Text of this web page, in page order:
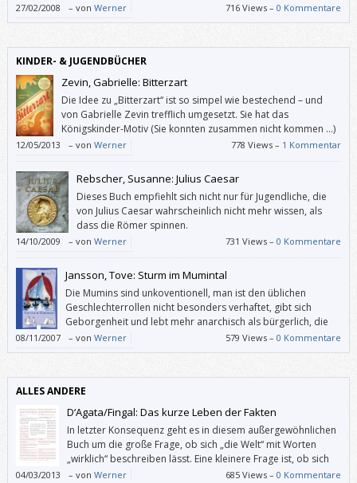
27/02/2008 – von Werner 716 Views –0 Kommentare
KINDER- & JUGENDBÜCHER
Zevin, Gabrielle: Bitterzart
Die Idee zu „Bitterzart“ ist so simpel wie bestechend – und
von Gabrielle Zevin trefflich umgesetzt. Sie hat das
Königskinder-Motiv (Sie konnten zusammen nicht kommen …)
in eine Zukunft transferiert, in der die Mafia mit Schokolade
dealt.
12/05/2013 – von Werner 778 Views – 1 Kommentar
Rebscher, Susanne: Julius Caesar
Dieses Buch empfiehlt sich nicht nur für Jugendliche, die
von Julius Caesar wahrscheinlich nicht mehr wissen, als
dass die Römer spinnen.
14/10/2009 – von Werner 731 Views –0 Kommentare
Jansson, Tove: Sturm im Mumintal
Die Mumins sind unkoventionell, man ist den üblichen
Geschlechterrollen nicht besonders verhaftet, gibt sich
Geborgenheit und lebt mehr anarchisch als bürgerlich, die
Erwachsenen sind auch kindlich und die Kinder zum Teil sehr
erwachsen, und es bereitet Jung wie Alt großes Vergnügen, in diese Welt
Schriftstellerin Tove Jansson ab 1945 geschaffen hat.
08/11/2007 – von Werner 579 Views –0 Kommentare
ALLES ANDERE
D‘Agata/Fingal: Das kurze Leben der Fakten
In letzter Konsequenz geht es in diesem außergewöhnlichen
Buch um die große Frage, ob sich „die Welt“ mit Worten
„wirklich“ beschreiben lässt. Eine kleinere Frage ist, ob sich
die angeblich objektiven Journalisten von D‘Agata mit seinen
04/03/2013 – von Werner 685 Views –0 Kommentare